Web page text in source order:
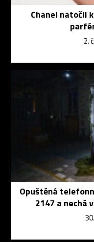
Chanel natočil
2.
Opuštěná
2147 a nechá